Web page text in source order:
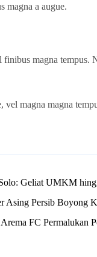
magna a augue.
magna tempus.
magna magna
Geliat UMKM
Asing Persib Boyong
FC Permalukan